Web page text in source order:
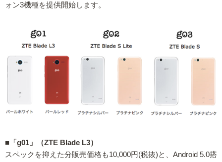
ォン3機種を提供開始します。
■「g01」（ZTE Blade L3）
スペックを抑えた分販売価格も10,000円(税抜)と、Android 5.0搭